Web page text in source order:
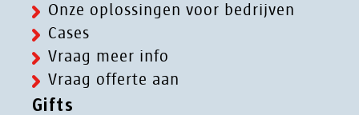
Onze oplossingen voor bedrijven
Cases
Vraag meer info
Vraag offerte aan
Gifts